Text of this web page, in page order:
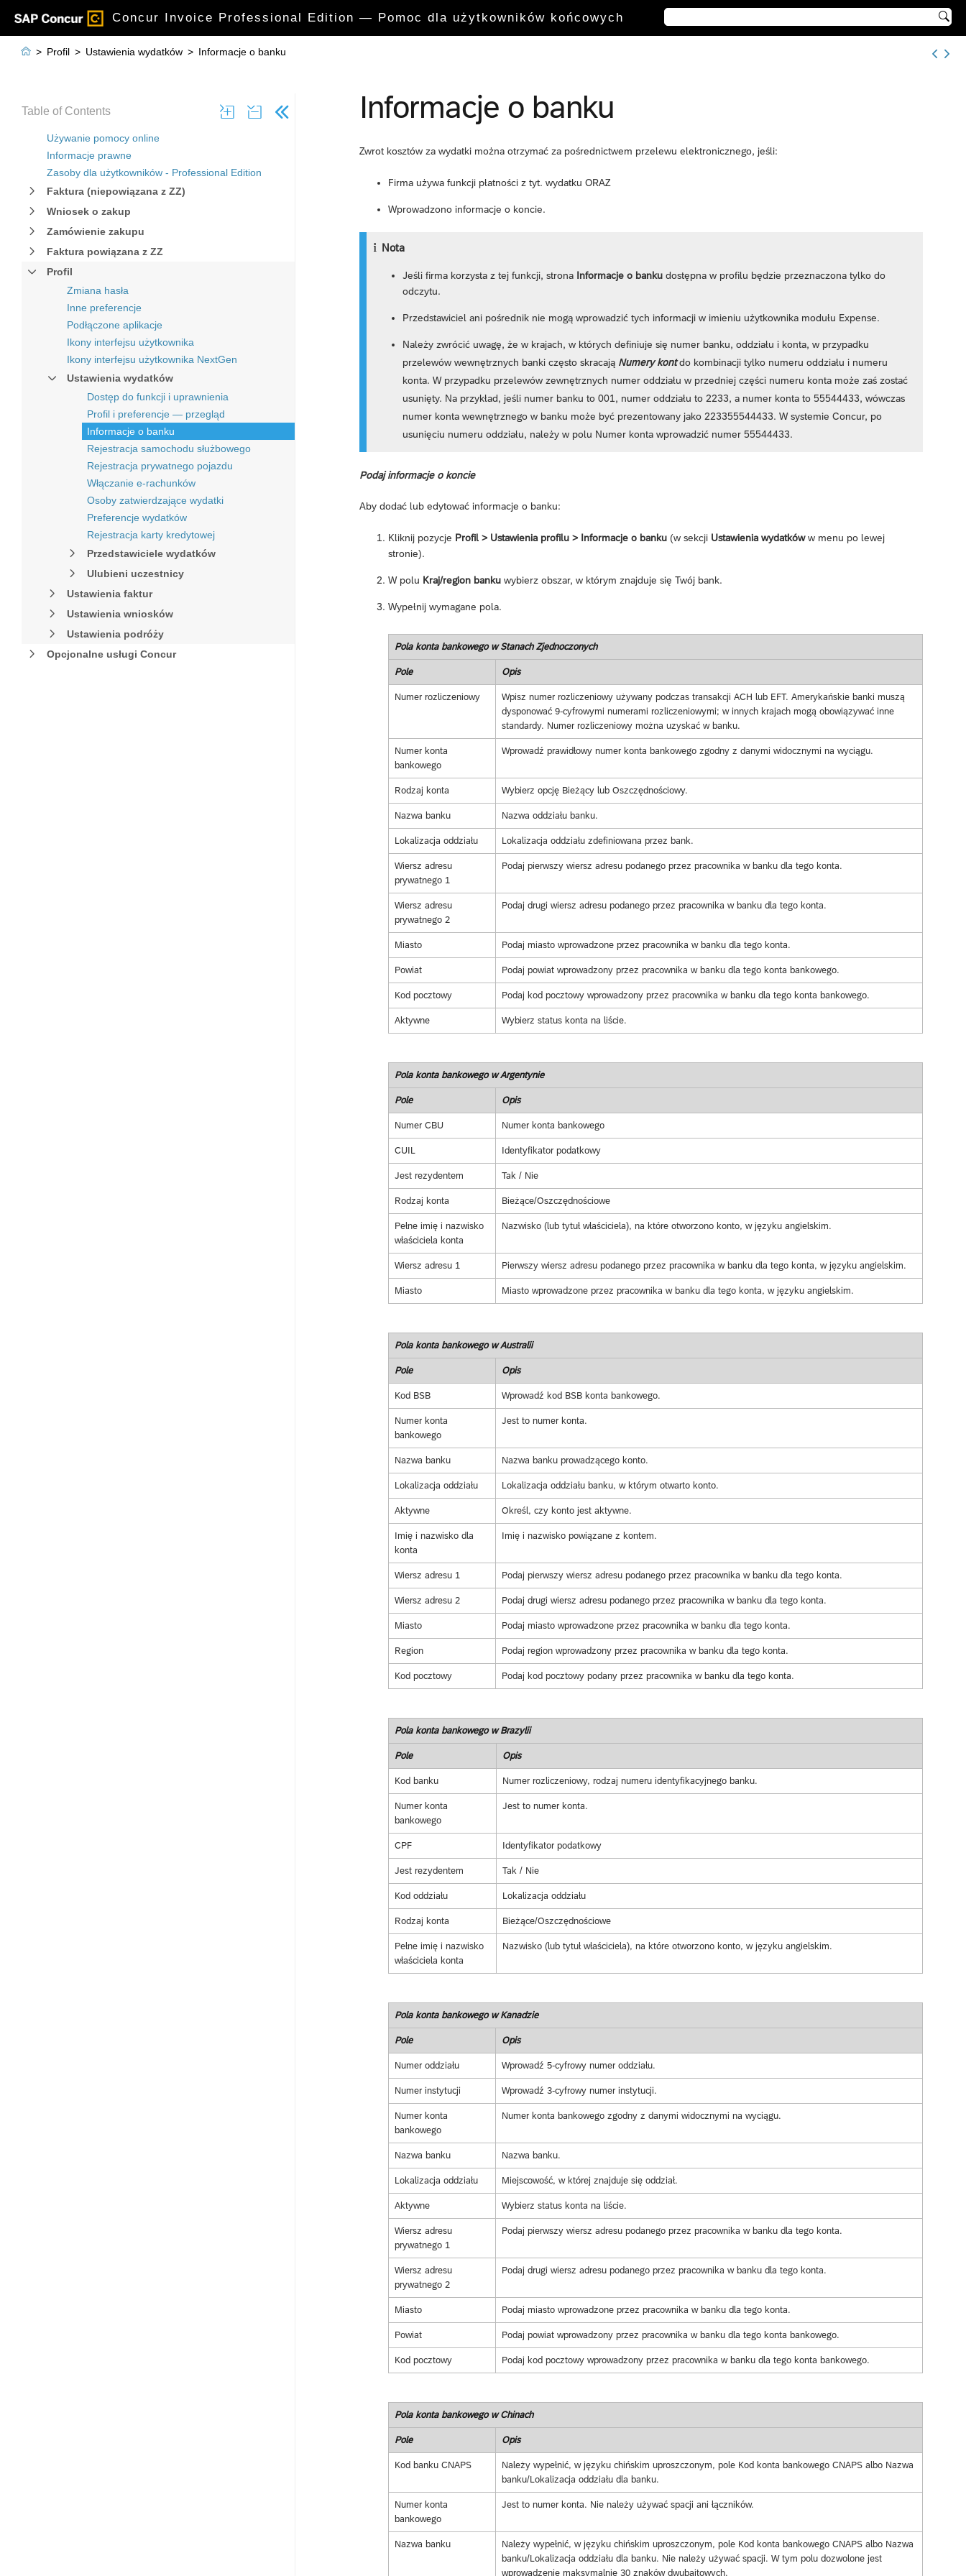
Concur Invoice Professional Edition — Pomoc dla użytkowników końcowych 
Table of Contents
Używanie pomocy online
Informacje prawne
Zasoby dla użytkowników - Professional Edition
Faktura (niepowiązana z ZZ)
Wniosek o zakup
Zamówienie zakupu
Faktura powiązana z ZZ
Profil
Zmiana hasła
Inne preferencje
Podłączone aplikacje
Ikony interfejsu użytkownika
Ikony interfejsu użytkownika NextGen
Ustawienia wydatków
Dostęp do funkcji i uprawnienia
Profil i preferencje — przegląd
Informacje o banku
Rejestracja samochodu służbowego
Rejestracja prywatnego pojazdu
Włączanie e-rachunków
Osoby zatwierdzające wydatki
Preferencje wydatków
Rejestracja karty kredytowej
Przedstawiciele wydatków
Ulubieni uczestnicy
Ustawienia faktur
Ustawienia wniosków
Ustawienia podróży
Opcjonalne usługi Concur
 > Profil > Ustawienia wydatków > Informacje o banku
Informacje o banku
Zwrot kosztów za wydatki można otrzymać za pośrednictwem przelewu elektronicznego, jeśli:
Firma używa funkcji płatności z tyt. wydatku ORAZ
Wprowadzono informacje o koncie.
Nota
Jeśli firma korzysta z tej funkcji, strona Informacje o banku dostępna w profilu będzie przeznaczona tylko do
odczytu.
Przedstawiciel ani pośrednik nie mogą wprowadzić tych informacji w imieniu użytkownika modułu Expense.
Należy zwrócić uwagę, że w krajach, w których definiuje się numer banku, oddziału i konta, w przypadku
przelewów wewnętrznych banki często skracają Numery kontdo kombinacji tylko numeru oddziału i numeru
konta. W przypadku przelewów zewnętrznych numer oddziału w przedniej części numeru konta może zaś zostać
usunięty. Na przykład, jeśli numer banku to 001, numer oddziału to 2233, a numer konta to 55544433, wówczas
numer konta wewnętrznego w banku może być prezentowany jako 223355544433. W systemie Concur, po
usunięciu numeru oddziału, należy w polu Numer konta wprowadzić numer 55544433.
Podaj informacje o koncie
Aby dodać lub edytować informacje o banku:
Kliknij pozycje Profil > Ustawienia profilu > Informacje o banku (w sekcji Ustawienia wydatkóww menu po lewej
stronie).
W polu Kraj/region banku wybierz obszar, w którym znajduje się Twój bank.
Wypełnij wymagane pola.
Pola konta bankowego w Stanach Zjednoczonych
Pole Opis
Numer rozliczeniowy
Wpisz numer rozliczeniowy używany podczas transakcji ACH lub EFT. Amerykańskie banki muszą
dysponować 9-cyfrowymi numerami rozliczeniowymi; w innych krajach mogą obowiązywać inne
standardy. Numer rozliczeniowy można uzyskać w banku.
Numer konta
bankowego
Wprowadź prawidłowy numer konta bankowego zgodny z danymi widocznymi na wyciągu.
Rodzaj konta Wybierz opcję Bieżący lub Oszczędnościowy.
Nazwa banku Nazwa oddziału banku.
Lokalizacja oddziału Lokalizacja oddziału zdefiniowana przez bank.
Wiersz adresu
prywatnego 1
Podaj pierwszy wiersz adresu podanego przez pracownika w banku dla tego konta.
Wiersz adresu
prywatnego 2
Podaj drugi wiersz adresu podanego przez pracownika w banku dla tego konta.
Miasto Podaj miasto wprowadzone przez pracownika w banku dla tego konta.
Powiat Podaj powiat wprowadzony przez pracownika w banku dla tego konta bankowego.
Kod pocztowy Podaj kod pocztowy wprowadzony przez pracownika w banku dla tego konta bankowego.
Aktywne Wybierz status konta na liście.
Pola konta bankowego w Argentynie
Pole Opis
Numer CBU Numer konta bankowego
CUIL Identyfikator podatkowy
Jest rezydentem Tak / Nie
Rodzaj konta Bieżące/Oszczędnościowe
Pełne imię i nazwisko
właściciela konta
Nazwisko (lub tytuł właściciela), na które otworzono konto, w języku angielskim.
Wiersz adresu 1 Pierwszy wiersz adresu podanego przez pracownika w banku dla tego konta, w języku angielskim.
Miasto Miasto wprowadzone przez pracownika w banku dla tego konta, w języku angielskim.
Pola konta bankowego w Australii
Pole Opis
Kod BSB Wprowadź kod BSB konta bankowego.
Numer konta
bankowego
Jest to numer konta.
Nazwa banku Nazwa banku prowadzącego konto.
Lokalizacja oddziału Lokalizacja oddziału banku, w którym otwarto konto.
Aktywne Określ, czy konto jest aktywne.
Imię i nazwisko dla
konta
Imię i nazwisko powiązane z kontem.
Wiersz adresu 1 Podaj pierwszy wiersz adresu podanego przez pracownika w banku dla tego konta.
Wiersz adresu 2 Podaj drugi wiersz adresu podanego przez pracownika w banku dla tego konta.
Miasto Podaj miasto wprowadzone przez pracownika w banku dla tego konta.
Region Podaj region wprowadzony przez pracownika w banku dla tego konta.
Kod pocztowy Podaj kod pocztowy podany przez pracownika w banku dla tego konta.
Pola konta bankowego w Brazylii
Pole Opis
Kod banku Numer rozliczeniowy, rodzaj numeru identyfikacyjnego banku.
Numer konta
bankowego
Jest to numer konta.
CPF Identyfikator podatkowy
Jest rezydentem Tak / Nie
Kod oddziału Lokalizacja oddziału
Rodzaj konta Bieżące/Oszczędnościowe
Pełne imię i nazwisko
właściciela konta
Nazwisko (lub tytuł właściciela), na które otworzono konto, w języku angielskim.
Pola konta bankowego w Kanadzie
Pole Opis
Numer oddziału Wprowadź 5-cyfrowy numer oddziału.
Numer instytucji Wprowadź 3-cyfrowy numer instytucji.
Numer konta
bankowego
Numer konta bankowego zgodny z danymi widocznymi na wyciągu.
Nazwa banku Nazwa banku.
Lokalizacja oddziału Miejscowość, w której znajduje się oddział.
Aktywne Wybierz status konta na liście.
Wiersz adresu
prywatnego 1
Podaj pierwszy wiersz adresu podanego przez pracownika w banku dla tego konta.
Wiersz adresu
prywatnego 2
Podaj drugi wiersz adresu podanego przez pracownika w banku dla tego konta.
Miasto Podaj miasto wprowadzone przez pracownika w banku dla tego konta.
Powiat Podaj powiat wprowadzony przez pracownika w banku dla tego konta bankowego.
Kod pocztowy Podaj kod pocztowy wprowadzony przez pracownika w banku dla tego konta bankowego.
Pola konta bankowego w Chinach
Pole Opis
Kod banku CNAPS
Należy wypełnić, w języku chińskim uproszczonym, pole Kod konta bankowego CNAPS albo Nazwa
banku/Lokalizacja oddziału dla banku.
Numer konta
bankowego
Jest to numer konta. Nie należy używać spacji ani łączników.
Nazwa banku
Należy wypełnić, w języku chińskim uproszczonym, pole Kod konta bankowego CNAPS albo Nazwa
banku/Lokalizacja oddziału dla banku. Nie należy używać spacji. W tym polu dozwolone jest
wprowadzenie maksymalnie 30 znaków dwubajtowych.